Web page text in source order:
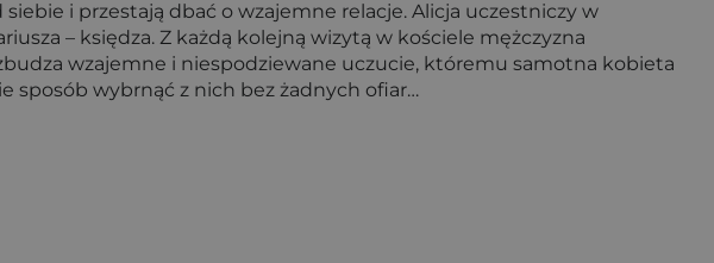
i przestają dbać o wzajemne relacje. Alicja uczestniczy w
– księdza. Z każdą kolejną wizytą w kościele mężczyzna
wzajemne i niespodziewane uczucie, któremu samotna kobieta
sposób wybrnąć z nich bez żadnych ofiar…